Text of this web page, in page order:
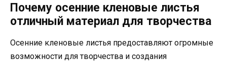
Почему осенние кленовые листья
отличный материал для творчества
Осенние кленовые листья предоставляют огромные
возможности для творчества и создания